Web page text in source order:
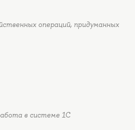
операций, придуманных
в системе 1С